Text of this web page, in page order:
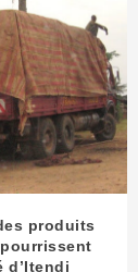
produits
d’Itendi